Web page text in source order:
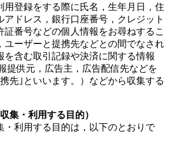
用登録をする際に氏名，生年月日，住
アドレス，銀行口座番号，クレジット
証番号などの個人情報をお尋ねするこ
ユーザーと提携先などとの間でなされ
を含む取引記録や決済に関する情報
提供元，広告主，広告配信先などを
先｣といいます。）などから収集する
集・利用する目的）
・利用する目的は，以下のとおりで